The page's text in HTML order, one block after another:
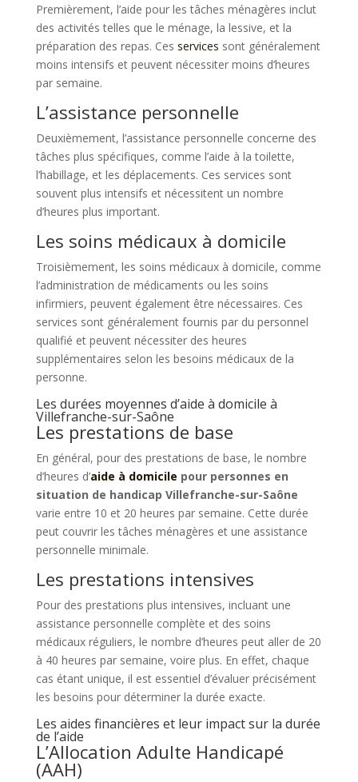
Premièrement, l’aide pour les tâches ménagères inclut
des activités telles que le ménage, la lessive, et la
préparation des repas. Ces services sont généralement
moins intensifs et peuvent nécessiter moins d’heures
par semaine.
L’assistance personnelle
Deuxièmement, l’assistance personnelle concerne des
tâches plus spécifiques, comme l’aide à la toilette,
l’habillage, et les déplacements. Ces services sont
souvent plus intensifs et nécessitent un nombre
d’heures plus important.
Les soins médicaux à domicile
Troisièmement, les soins médicaux à domicile, comme
l’administration de médicaments ou les soins
infirmiers, peuvent également être nécessaires. Ces
services sont généralement fournis par du personnel
qualifié et peuvent nécessiter des heures
supplémentaires selon les besoins médicaux de la
personne.
Les durées moyennes d’aide à domicile à
Villefranche-sur-Saône
Les prestations de base
En général, pour des prestations de base, le nombre
d’heures d’aide à domicile pour personnes en
situation de handicap Villefranche-sur-Saône
varie entre 10 et 20 heures par semaine. Cette durée
peut couvrir les tâches ménagères et une assistance
personnelle minimale.
Les prestations intensives
Pour des prestations plus intensives, incluant une
assistance personnelle complète et des soins
médicaux réguliers, le nombre d’heures peut aller de 20
à 40 heures par semaine, voire plus. En effet, chaque
cas étant unique, il est essentiel d’évaluer précisément
les besoins pour déterminer la durée exacte.
Les aides financières et leur impact sur la durée
de l’aide
L’Allocation Adulte Handicapé
(AAH)